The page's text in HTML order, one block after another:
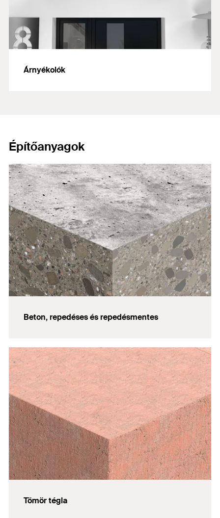
Árnyékolók
Építőanyagok
Beton, repedéses és repedésmentes
Tömör tégla